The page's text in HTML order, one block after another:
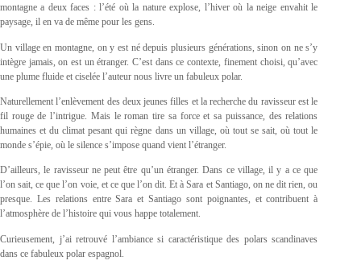
montagne a deux faces : l’été où la nature explose, l’hiver où la neige envahit le
paysage, il en va de même pour les gens.
Un village en montagne, on y est né depuis plusieurs générations, sinon on ne s’y
intègre jamais, on est un étranger. C’est dans ce contexte, finement choisi, qu’avec
une plume fluide et ciselée l’auteur nous livre un fabuleux polar.
Naturellement l’enlèvement des deux jeunes filles et la recherche du ravisseur est le
fil rouge de l’intrigue. Mais le roman tire sa force et sa puissance, des relations
humaines et du climat pesant qui règne dans un village, où tout se sait, où tout le
monde s’épie, où le silence s’impose quand vient l’étranger.
D’ailleurs, le ravisseur ne peut être qu’un étranger. Dans ce village, il y a ce que
l’on sait, ce que l’on voie, et ce que l’on dit. Et à Sara et Santiago, on ne dit rien, ou
presque. Les relations entre Sara et Santiago sont poignantes, et contribuent à
l’atmosphère de l’histoire qui vous happe totalement.
Curieusement, j’ai retrouvé l’ambiance si caractéristique des polars scandinaves
dans ce fabuleux polar espagnol.